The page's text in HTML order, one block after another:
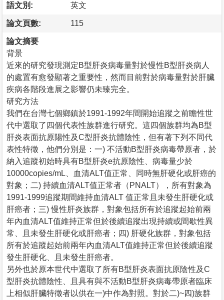
語文別: 英文
論文頁數: 115
論文摘要
背景
近來的研究發現測定B型肝炎病毒量對於慢性B型肝炎病人
的處置有愈發顯著之重要性，然而目前對於病毒量對於肝臟
疾病各階段進展之影響仍未臻完全。
研究方法
我們在台灣七個鄉鎮於1991-1992年間開始追蹤之前瞻性世
代中選取了四個代表性族群進行研究。這四個族群均為B型
肝炎表面抗原陽性及C型肝炎抗體陰性，但有著下列不同代
表性特徵，他們分別是：一) 不活動B型肝炎病毒帶原者，於
納入追蹤初始時具有B型肝炎e抗原陰性、病毒量少於
10000copies/mL、血清ALT值正常、同時無肝硬化或肝癌的
對象；二) 持續血清ALT值正常者（PNALT），所有對象為
1991-1999追蹤期間維持血清ALT 值正常且未發生肝硬化或
肝癌者；三) 慢性肝炎族群，對象包括所有於追蹤起始前兩
年內血清ALT值維持正常但於後續追蹤出現持續或間歇性異
常、且未發生肝硬化或肝癌者；四) 肝硬化族群，對象包括
所有於追蹤起始前兩年內血清ALT值維持正常但於後續追蹤
發生肝硬化、且未發生肝癌者。
另外也於原本世代中選取了所有B型肝炎表面抗原陰性及C
型肝炎抗體陰性、且具有與不活動B型肝炎病毒帶原者臨床
上相似肝臟特徵者以供在一)中作為對照。對於二)~四)族群